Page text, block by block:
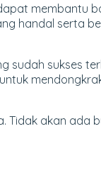
membantu
handal serta
sudah sukses
Tidak akan ada